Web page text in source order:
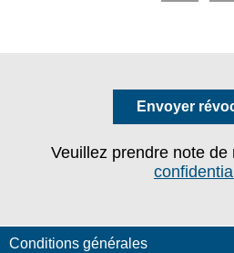
Envoyer
Veuillez prendre note de
Conditions générales